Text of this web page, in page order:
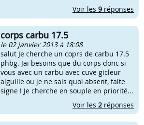
Voir les 9 réponses
corps carbu 17.5
le 02 janvier 2013 à 18:08
salut Je cherche un coprs de carbu 17.5
phbg. Jai besoins que du corps donc si
vous avec un carbu avec cuve gicleur
aiguille ou je ne sais quoi absent, faite
signe ! Je cherche en souple en priorité...
Voir les 2 réponses